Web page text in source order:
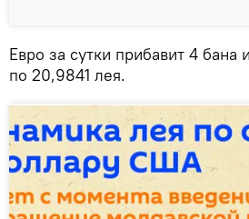
Евро за сутки прибавит 4 бана
по 20,9841 лея.